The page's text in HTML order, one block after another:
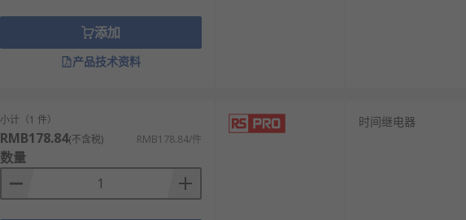
添加
产品技术资料
小计（1 件）
RMB178.84(不含税) RMB178.84/件
数量
时间继电器